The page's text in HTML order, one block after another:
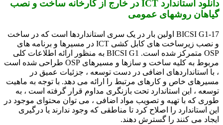
دانلود استاندارد ICT در خارج از کارخانه ساخت و نصب
گیاهان روشهای عمومی
BICSI G1-17 اولین بار در یک سری استانداردها است که در ساخت
و نصب زیرساخت های کابل کشی ICT در مسیرها و برنامه های
OSP متمرکز شده است. BICSI G1 به منظور ارائه اطلاعات کلی
مربوط به کلیه ساخت و سازها و مسیرهای OSP طراحی شده است
، با استانداردهای اضافی در دست توسعه ، جزئیات عمیق در
مسیرهای خاص و کارهای مرتبط را ارائه می دهد. با توجه به ماهیت
توسعه ، این استاندارد تحت بازنگری مداوم قرار گرفته است ، به
طوری که با تهیه و تصویب مواد اضافی ، می توان محتوای موجود در
این استاندارد را اصلاح کرد تا مناطقی که وجود ندارند یا درگیری
ایجاد می کنند را گسترش دهند.